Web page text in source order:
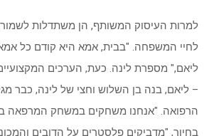
למרות העיסוק המשותף, הן משתדלות לשמור
לחיי המשפחה. "בבית, אמא היא קודם כל
ליאם," מספרת לינה. כעת, הערכים
– ליאם, בנה בן השלוש וחצי של לינה, כבר
הרפואה. "אנחנו משחקים במשחק המרפאה
בחיוך, "מדביקים פלסטרים על הדובים